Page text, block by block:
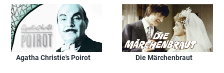
Agatha Christie's Poirot Die Märchenbraut